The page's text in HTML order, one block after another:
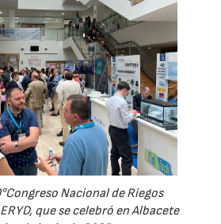
Nacional de Riegos
que se celebró en Albacete